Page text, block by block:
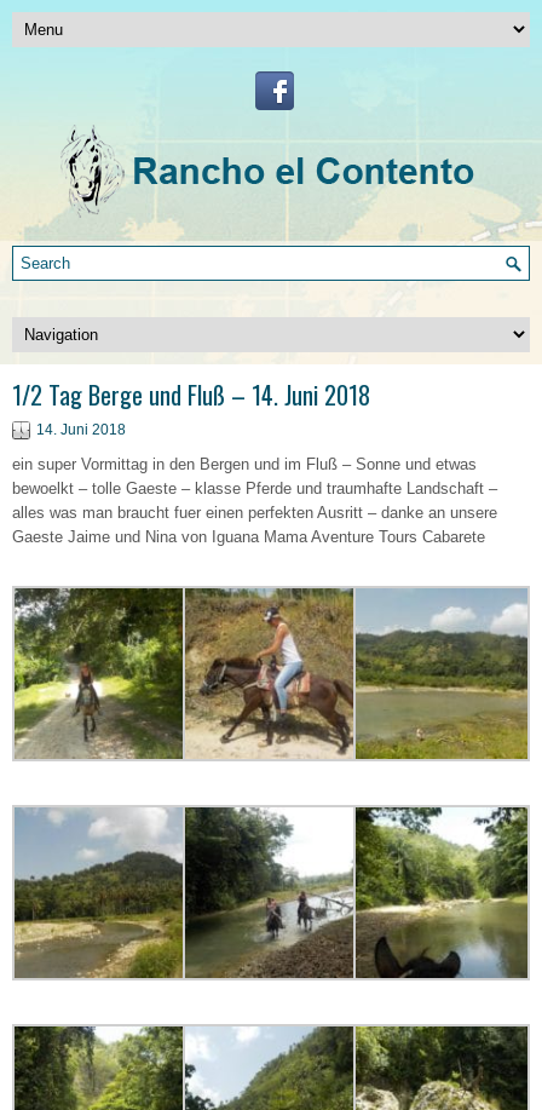
1/2 Tag Berge und Fluß – 14. Juni 2018
14. Juni 2018
ein super Vormittag in den Bergen und im Fluß – Sonne und etwas
bewoelkt – tolle Gaeste – klasse Pferde und traumhafte Landschaft –
alles was man braucht fuer einen perfekten Ausritt – danke an unsere
Gaeste Jaime und Nina von Iguana Mama Aventure Tours Cabarete